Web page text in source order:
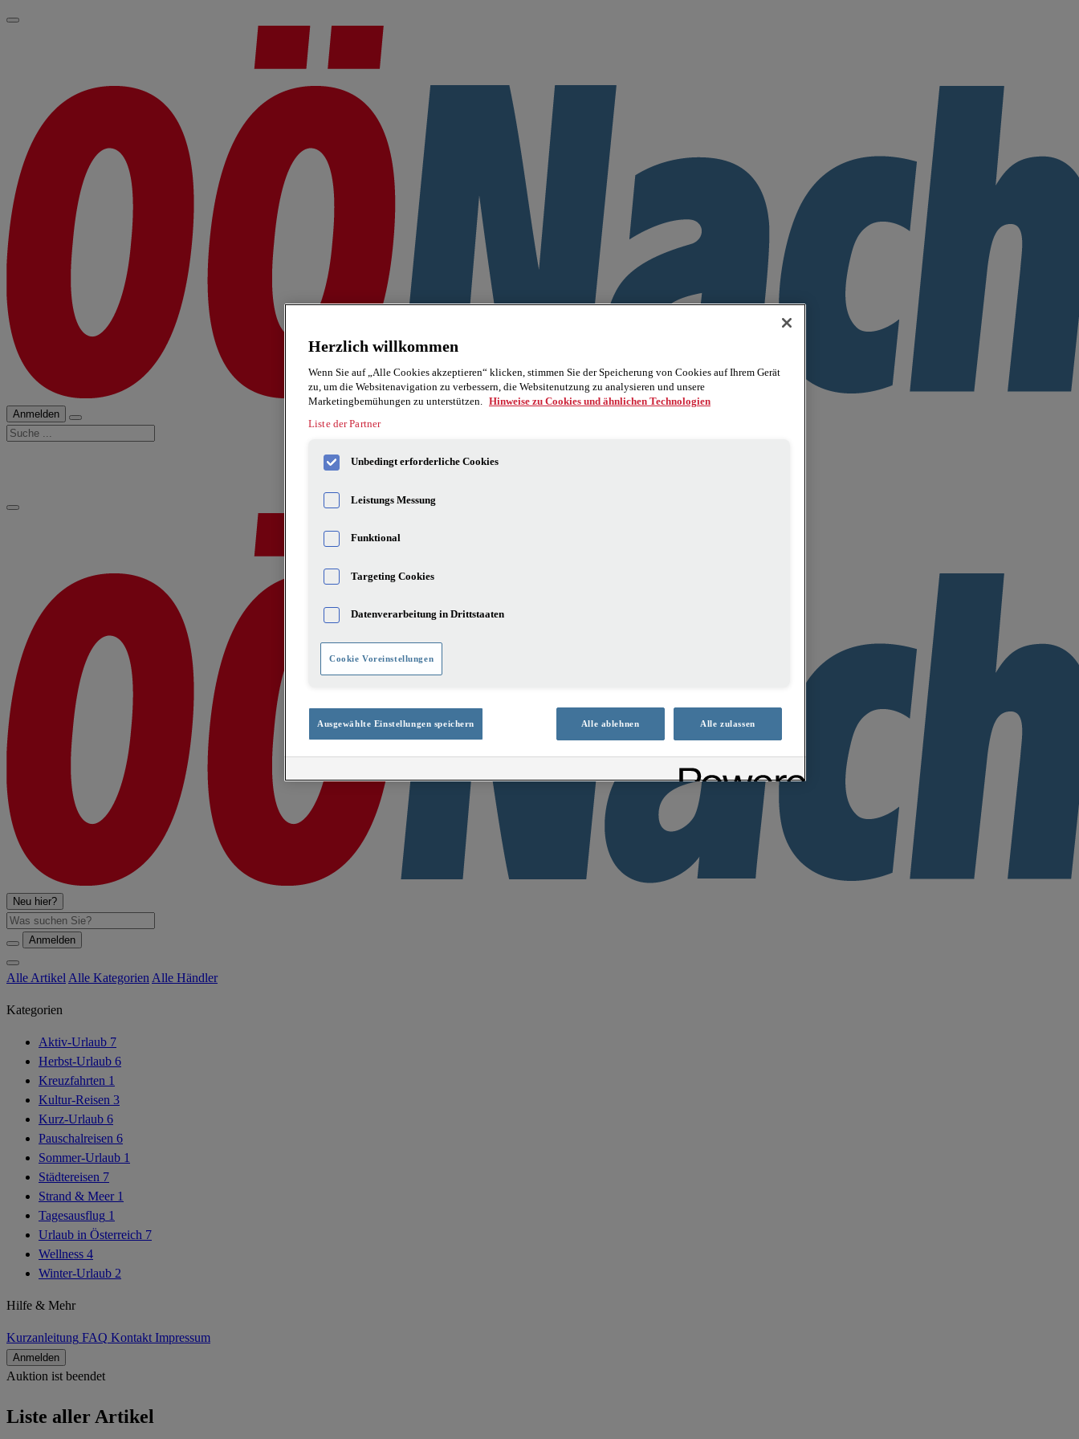
Anmelden
Suche
Neu hier?
Suche
Anmelden
Alle Artikel Alle Kategorien Alle Händler
Kategorien
Aktiv-Urlaub 7
Herbst-Urlaub 6
Kreuzfahrten 1
Kultur-Reisen 3
Kurz-Urlaub 6
Pauschalreisen 6
Sommer-Urlaub 1
Städtereisen 7
Strand & Meer 1
Tagesausflug 1
Urlaub in Österreich 7
Wellness 4
Winter-Urlaub 2
Hilfe & Mehr
Kurzanleitung FAQ Kontakt Impressum
Anmelden
Auktion ist beendet
Alle Artikel
Liste aller Artikel
Herzlich willkommen
Wenn Sie auf „Alle Cookies akzeptieren“ klicken, stimmen Sie der Speicherung von Cookies auf Ihrem Gerät
zu, um die Websitenavigation zu verbessern, die Websitenutzung zu analysieren und unsere
Marketingbemühungen zu unterstützen.
Hinweise zu Cookies und ähnlichen Technologien
Liste der Partner
Unbedingt erforderliche Cookies
Leistungs Messung
Funktional
Targeting Cookies
Datenverarbeitung in Drittstaaten
Cookie Voreinstellungen
Ausgewählte Einstellungen speichern Alle ablehnen Alle zulassen